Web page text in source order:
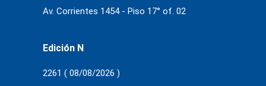
Av. Corrientes 1454 - Piso 17° of. 02
Edición N
2261 ( 08/08/2026 )